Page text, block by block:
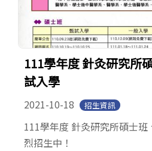
111學年度 針灸研究所
試入學
2021-10-18 招生資訊
111學年度 針灸研究所碩士
烈招生中！